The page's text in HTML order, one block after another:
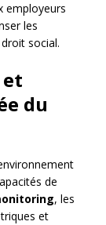
employeurs
les
social.
du
de
, les
et